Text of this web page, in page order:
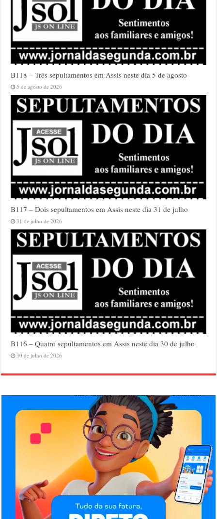
B118 – Três sepultamentos em Assis neste dia 5 de agosto
5 de agosto de 2026
B117 – Dois sepultamentos em Assis neste dia 31 de julho
31 de julho de 2026
B116 – Quatro sepultamentos em Assis neste dia 30 de julho
30 de julho de 2026